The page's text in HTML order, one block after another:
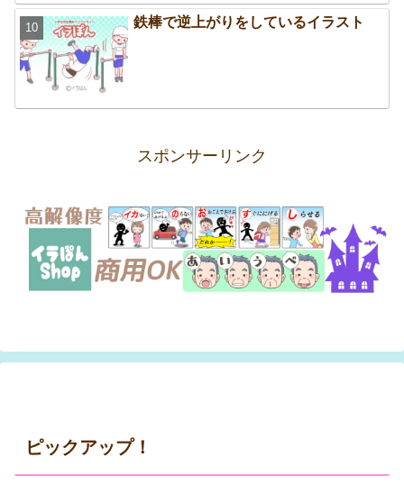
鉄棒で逆上がりをしているイラスト
スポンサーリンク
ピックアップ！